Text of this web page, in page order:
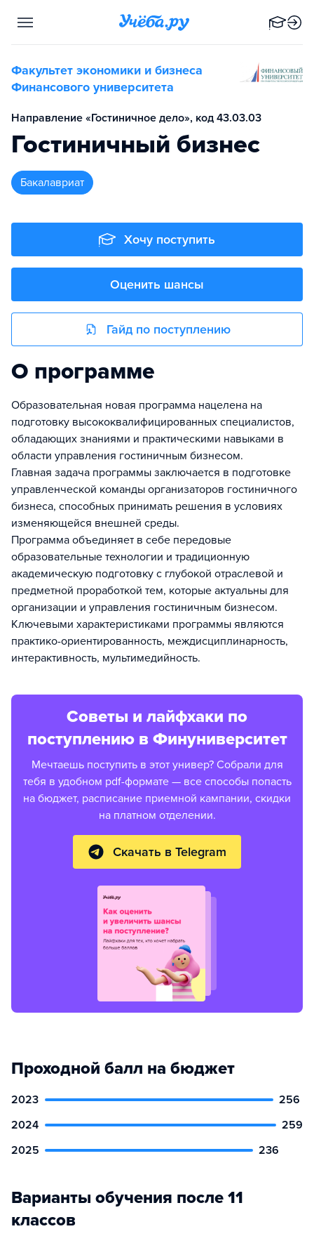
Факультет экономики и бизнеса
Финансового университета
Направление «Гостиничное дело», код 43.03.03
Гостиничный бизнес
бакалавриат
Хочу поступить
Оценить шансы
Гайд по поступлению
О программе
Образовательная новая программа нацелена на
подготовку высококвалифицированных специалистов,
обладающих знаниями и практическими навыками в
области управления гостиничным бизнесом.
Главная задача программы заключается в подготовке
управленческой команды организаторов гостиничного
бизнеса, способных принимать решения в условиях
изменяющейся внешней среды.
Программа объединяет в себе передовые
образовательные технологии и традиционную
академическую подготовку с глубокой отраслевой и
предметной проработкой тем, которые актуальны для
организации и управления гостиничным бизнесом.
Ключевыми характеристиками программы являются
практико-ориентированность, междисциплинарность,
интерактивность, мультимедийность.
Советы и лайфхаки по
поступлению в Финуниверситет
Мечтаешь поступить в этот универ? Собрали для
тебя в удобном pdf-формате — все способы попасть
на бюджет, расписание приемной кампании, скидки
на платном отделении.
Скачать в Telegram
Проходной балл на бюджет
2023
256
2024
259
2025
236
Варианты обучения после 11
классов